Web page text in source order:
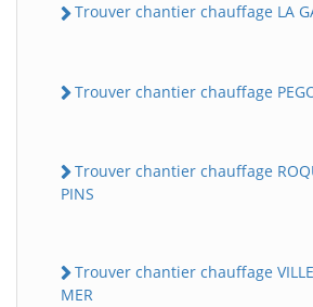
Trouver chantier chauffage LA
Trouver chantier chauffage
Trouver chantier chauffage
PINS
Trouver chantier chauffage
MER